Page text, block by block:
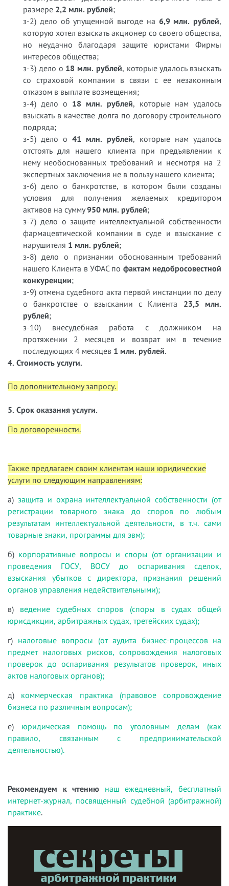
размере 2,2 млн. рублей;
з-2) дело об упущенной выгоде на 6,9 млн. рублей,
которую хотел взыскать акционер со своего общества,
но неудачно благодаря защите юристами Фирмы
интересов общества;
з-3) дело о 18 млн. рублей, которые удалось взыскать
со страховой компании в связи с ее незаконным
отказом в выплате возмещения;
з-4) дело о 18 млн. рублей, которые нам удалось
взыскать в качестве долга по договору строительного
подряда;
з-5) дело о 41 млн. рублей, которые нам удалось
отстоять для нашего клиента при предъявлении к
нему необоснованных требований и несмотря на 2
экспертных заключения не в пользу нашего клиента;
з-6) дело о банкротстве, в котором были созданы
условия для получения желаемых кредитором
активов на сумму950 млн. рублей;
з-7) дело о защите интеллектуальной собственности
фармацевтической компании в суде и взыскание с
нарушителя 1 млн. рублей;
з-8) дело о признании обоснованным требований
нашего Клиента в УФАС по фактам недобросовестной
конкуренции;
з-9) отмена судебного акта первой инстанции по делу
о банкротстве о взыскании с Клиента 23,5 млн.
рублей;
з-10) внесудебная работа с должником на
протяжении 2 месяцев и возврат им в течение
последующих 4 месяцев 1 млн. рублей.
4. Стоимость услуги.
По дополнительному запросу.
5. Срок оказания услуги.
По договоренности.
Также предлагаем своим клиентам наши юридические
услуги по следующим направлениям:
а) защита и охрана интеллектуальной собственности (от
регистрации товарного знака до споров по любым
результатам интеллектуальной деятельности, в т.ч. сами
товарные знаки, программы для эвм);
б) корпоративные вопросы и споры (от организации и
проведения ГОСУ, ВОСУ до оспаривания сделок,
взыскания убытков с директора, признания решений
органов управления недействительными);
в) ведение судебных споров (споры в судах общей
юрисдикции, арбитражных судах, третейских судах);
г) налоговые вопросы (от аудита бизнес-процессов на
предмет налоговых рисков, сопровождения налоговых
проверок до оспаривания результатов проверок, иных
актов налоговых органов);
д) коммерческая практика (правовое сопровождение
бизнеса по различным вопросам);
е) юридическая помощь по уголовным делам (как
правило, связанным с предпринимательской
деятельностью).
Рекомендуем к чтению наш ежедневный, бесплатный
интернет-журнал, посвященный судебной (арбитражной)
практике.